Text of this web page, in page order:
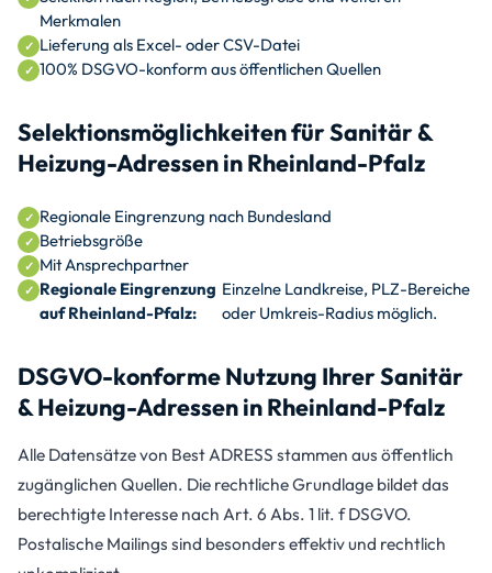
Merkmalen
Lieferung als Excel- oder CSV-Datei
100% DSGVO-konform aus öffentlichen Quellen
Selektionsmöglichkeiten für Sanitär &
Heizung-Adressen in Rheinland-Pfalz
Regionale Eingrenzung nach Bundesland
Betriebsgröße
Mit Ansprechpartner
Regionale Eingrenzung
auf Rheinland-Pfalz:
Einzelne Landkreise, PLZ-Bereiche
oder Umkreis-Radius möglich.
DSGVO-konforme Nutzung Ihrer Sanitär
& Heizung-Adressen in Rheinland-Pfalz
Alle Datensätze von Best ADRESS stammen aus öffentlich
zugänglichen Quellen. Die rechtliche Grundlage bildet das
berechtigte Interesse nach Art. 6 Abs. 1 lit. f DSGVO.
Postalische Mailings sind besonders effektiv und rechtlich